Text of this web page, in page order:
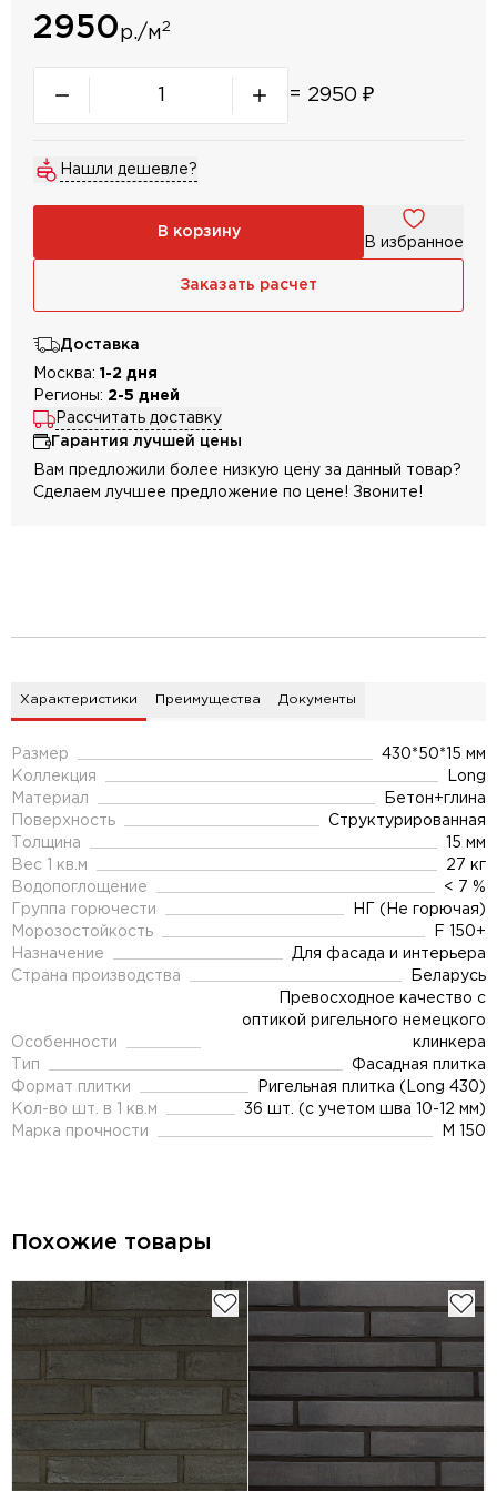
2950р./м2
= 2950 ₽
Нашли дешевле?
В корзину
В избранное
Заказать расчет
Доставка
Москва: 1-2 дня
Регионы: 2-5 дней
Рассчитать доставку
Гарантия лучшей цены
Вам предложили более низкую цену за данный товар?
Сделаем лучшее предложение по цене! Звоните!
Характеристики Преимущества Документы
Размер
430*50*15 мм
Коллекция
Long
Материал
Бетон+глина
Поверхность
Структурированная
Толщина
15 мм
Вес 1 кв.м
27 кг
Водопоглощение
< 7 %
Группа горючести
НГ (Не горючая)
Морозостойкость
F 150+
Назначение
Для фасада и интерьера
Страна производства
Беларусь
Особенности
Превосходное качество с
оптикой ригельного немецкого
клинкера
Тип
Фасадная плитка
Формат плитки
Ригельная плитка (Long 430)
Кол-во шт. в 1 кв.м
36 шт. (с учетом шва 10-12 мм)
Марка прочности
М 150
Похожие товары